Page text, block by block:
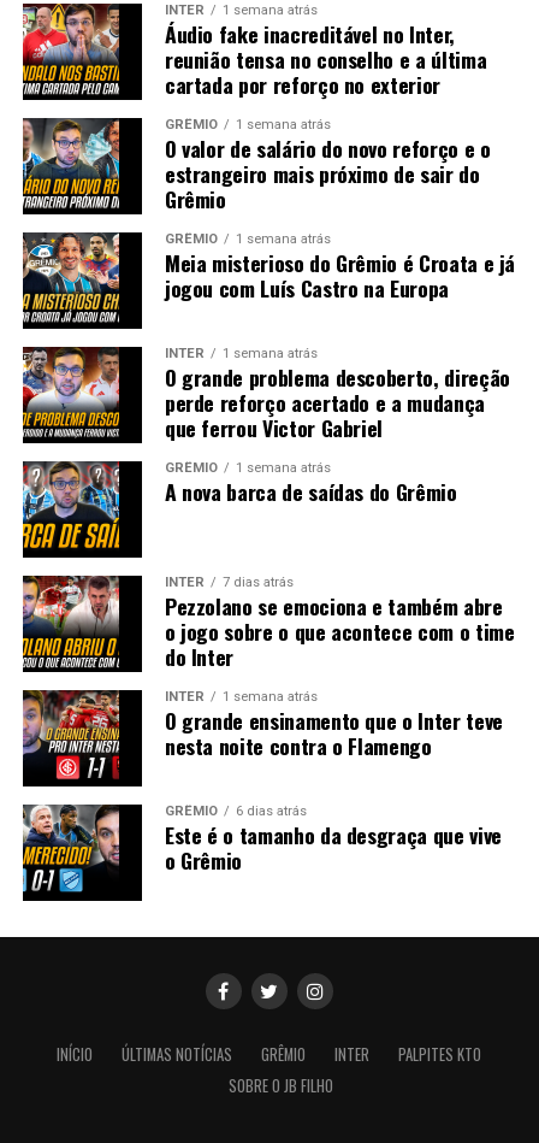
INTER 1 semana atrás
Áudio fake inacreditável no Inter,
reunião tensa no conselho e a última
cartada por reforço no exterior
GRÊMIO 1 semana atrás
O valor de salário do novo reforço e o
estrangeiro mais próximo de sair do
Grêmio
GRÊMIO 1 semana atrás
Meia misterioso do Grêmio é Croata e já
jogou com Luís Castro na Europa
INTER 1 semana atrás
O grande problema descoberto, direção
perde reforço acertado e a mudança
que ferrou Victor Gabriel
GRÊMIO 1 semana atrás
A nova barca de saídas do Grêmio
INTER 7 dias atrás
Pezzolano se emociona e também abre
o jogo sobre o que acontece com o time
do Inter
INTER 1 semana atrás
O grande ensinamento que o Inter teve
nesta noite contra o Flamengo
GRÊMIO 6 dias atrás
Este é o tamanho da desgraça que vive
o Grêmio
INÍCIO ÚLTIMAS NOTÍCIAS GRÊMIO INTER
PALPITES KTO
SOBRE O JB FILHO